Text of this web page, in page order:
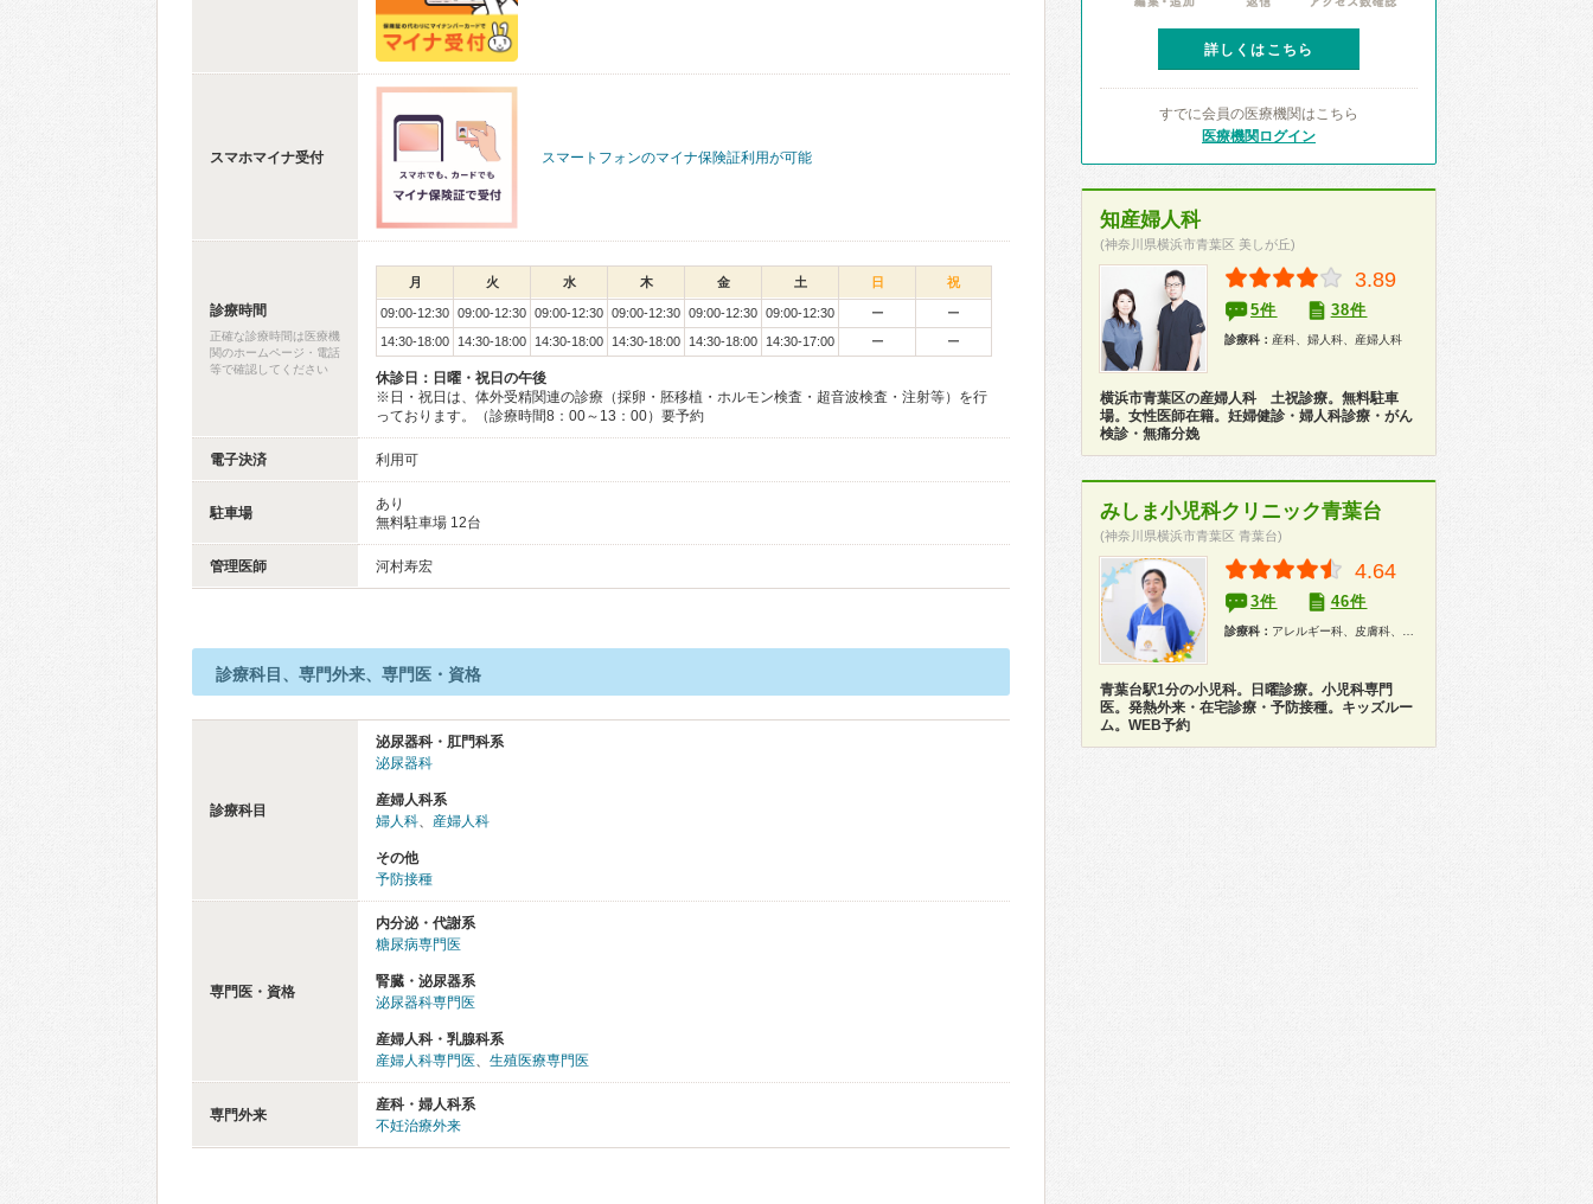
スマホマイナ受付 スマートフォンのマイナ保険証利用が可能
診療時間
正確な診療時間は医療機
関のホームページ・電話
等で確認してください
月 火 水 木 金 土 日 祝
09:00-12:30 09:00-12:30 09:00-12:30 09:00-12:30 09:00-12:30 09:00-12:30 ー
ー
14:30-18:00
14:30-18:00 14:30-18:00 14:30-18:00 14:30-18:00 14:30-17:00 ー ー
休診日：日曜・祝日の午後
※日・祝日は、体外受精関連の診療（採卵・胚移植・ホルモン検査・超音波検査・注射等）を行
っております。（診療時間8：00～13：00）要予約
電子決済 利用可
駐車場
あり
無料駐車場 12台
管理医師 河村寿宏
診療科目、専門外来、専門医・資格
診療科目
泌尿器科・肛門科系
泌尿器科
産婦人科系
婦人科、 産婦人科
その他
予防接種
専門医・資格
内分泌・代謝系
糖尿病専門医
腎臓・泌尿器系
泌尿器科専門医
産婦人科・乳腺科系
産婦人科専門医、 生殖医療専門医
専門外来
産科・婦人科系
不妊治療外来
詳しくはこちら
すでに会員の医療機関はこちら
医療機関ログイン
知産婦人科
(神奈川県横浜市青葉区 美しが丘)
3.89
5件 38件
診療科： 産科、婦人科、産婦人科
横浜市青葉区の産婦人科 土祝診療。無料駐車
場。女性医師在籍。妊婦健診・婦人科診療・がん
検診・無痛分娩
みしま小児科クリニック青葉台
(神奈川県横浜市青葉区 青葉台)
4.64
3件 46件
診療科： アレルギー科、皮膚科、泌尿器科、小児科、漢方、健康診断、在宅医療
青葉台駅1分の小児科。日曜診療。小児科専門
医。発熱外来・在宅診療・予防接種。キッズルー
ム。WEB予約